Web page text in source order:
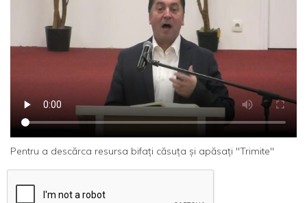
Pentru a descărca resursa bifați căsuța și apăsați "Trimite"